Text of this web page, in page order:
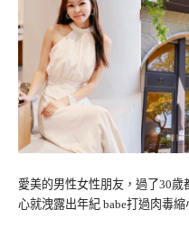
愛美的男性女性朋友，過了30
心就洩露出年紀 babe打過肉毒縮